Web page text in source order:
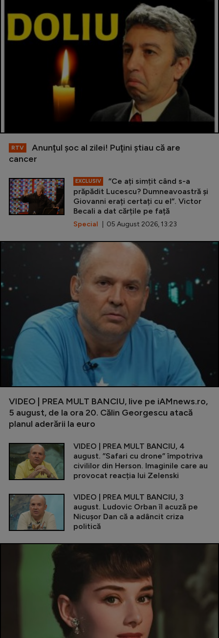
RTV
Anunţul şoc al zilei! Puţini ştiau că are
cancer
EXCLUSIV
”Ce ați simțit când s-a
prăpădit Lucescu? Dumneavoastră și
Giovanni erați certați cu el”. Victor
Becali a dat cărțile pe față
Special | 05 August 2026, 13:23
VIDEO | PREA MULT BANCIU, live pe iAMnews.ro,
5 august, de la ora 20. Călin Georgescu atacă
planul aderării la euro
VIDEO | PREA MULT BANCIU, 4
august. ”Safari cu drone” împotriva
civililor din Herson. Imaginile care au
provocat reacția lui Zelenski
VIDEO | PREA MULT BANCIU, 3
august. Ludovic Orban îl acuză pe
Nicușor Dan că a adâncit criza
politică